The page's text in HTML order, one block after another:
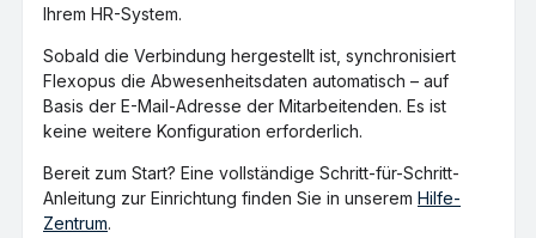
Ihrem HR-System.
Sobald die Verbindung hergestellt ist, synchronisiert
Flexopus die Abwesenheitsdaten automatisch – auf
Basis der E-Mail-Adresse der Mitarbeitenden. Es ist
keine weitere Konfiguration erforderlich.
Bereit zum Start? Eine vollständige Schritt-für-Schritt-
Anleitung zur Einrichtung finden Sie in unserem Hilfe-
Zentrum.